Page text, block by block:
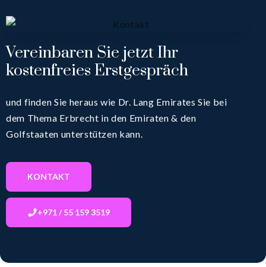
Vereinbaren Sie jetzt Ihr
kostenfreies Erstgespräch
und finden Sie heraus wie Dr. Lang Emirates Sie bei
dem Thema Erbrecht in den Emiraten & den
Golfstaaten unterstützen kann.
KONTAKT
+971 / 55 159 3519